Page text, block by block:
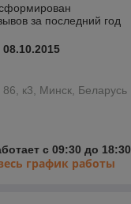
за последний год
08.10.2015
86, к3, Минск, Беларусь
с 09:30 до 18:30
график работы